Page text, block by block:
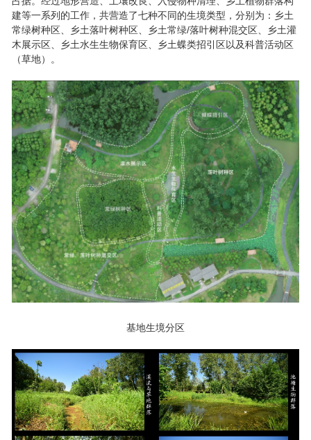
建等一系列的工作，共营造了七种不同的生境类型，分别为：乡土
常绿树种区、乡土落叶树种区、乡土常绿/落叶树种混交区、乡土灌
木展示区、乡土水生生物保育区、乡土蝶类招引区以及科普活动区
（草地）。
基地生境分区